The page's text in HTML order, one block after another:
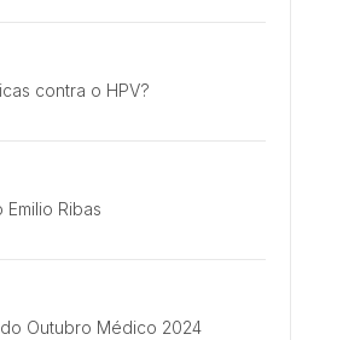
contra o HPV?
Ribas
Outubro Médico 2024